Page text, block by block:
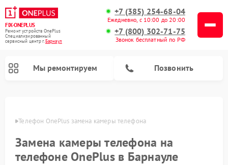
FIX-ONEPLUS
Ремонт устройств OnePlus
Специализированный
cервисный центр г.Барнаул
+7 (385) 254-68-04
Ежедневно, с 10:00 до 20:00
+7 (800) 302-71-75
Звонок бесплатный по РФ
Мы ремонтируем Позвонить
Телефон OnePlus замена камеры телефона
Замена камеры телефона на
телефоне OnePlus в Барнауле